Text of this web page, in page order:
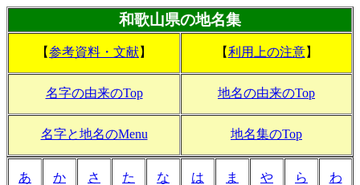
和歌山県の地名集
【参考資料・文献】 【利用上の注意】
名字の由来のTop 地名の由来のTop
名字と地名のMenu 地名集のTop
あ か さ た な は ま や ら わ